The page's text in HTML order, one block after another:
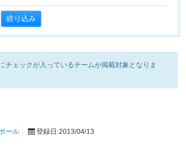
チェックが入っているチームが掲載対象となりま
ール 登録日:2013/04/13